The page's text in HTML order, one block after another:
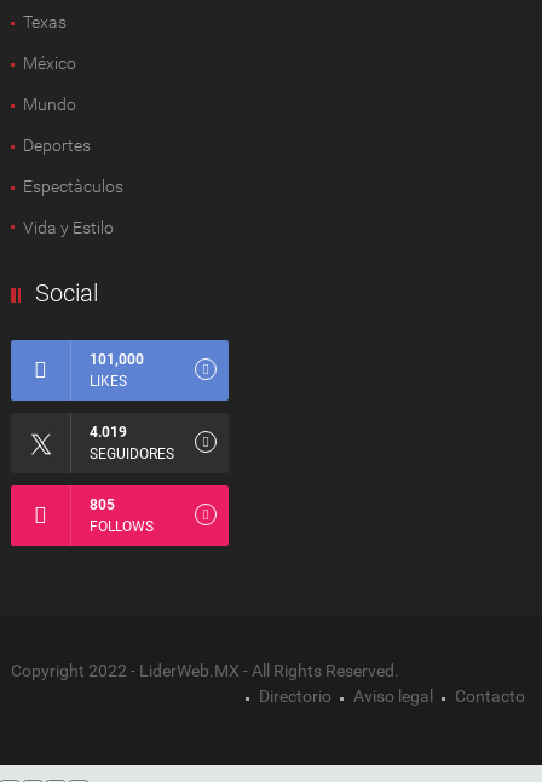
Texas
México
Mundo
Deportes
Espectàculos
Vida y Estilo
Social
101,000
LIKES
4.019
SEGUIDORES
805
FOLLOWS
Copyright 2022 - LiderWeb.MX - All Rights Reserved.
Directorio
Aviso legal Contacto